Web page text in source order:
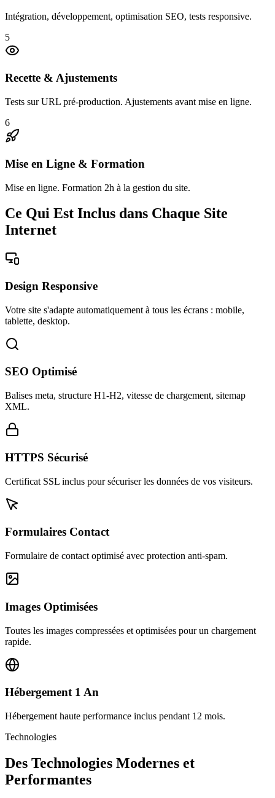
Intégration, développement, optimisation SEO, tests responsive.
5
Recette & Ajustements
Tests sur URL pré-production. Ajustements avant mise en ligne.
6
Mise en Ligne & Formation
Mise en ligne. Formation 2h à la gestion du site.
Ce Qui Est Inclus dans Chaque Site
Internet
Design Responsive
Votre site s'adapte automatiquement à tous les écrans : mobile,
tablette, desktop.
SEO Optimisé
Balises meta, structure H1-H2, vitesse de chargement, sitemap
XML.
HTTPS Sécurisé
Certificat SSL inclus pour sécuriser les données de vos visiteurs.
Formulaires Contact
Formulaire de contact optimisé avec protection anti-spam.
Images Optimisées
Toutes les images compressées et optimisées pour un chargement
rapide.
Hébergement 1 An
Hébergement haute performance inclus pendant 12 mois.
Technologies
Des Technologies Modernes et
Performantes